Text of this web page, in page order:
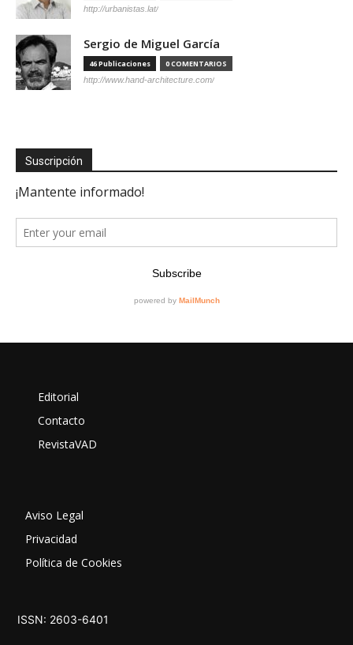
http://urbanistas.lat/
Sergio de Miguel García
46 Publicaciones 0 COMENTARIOS
http://www.hand-architecture.com/
Suscripción
Editorial
Contacto
RevistaVAD
Aviso Legal
Privacidad
Política de Cookies
ISSN: 2603-6401